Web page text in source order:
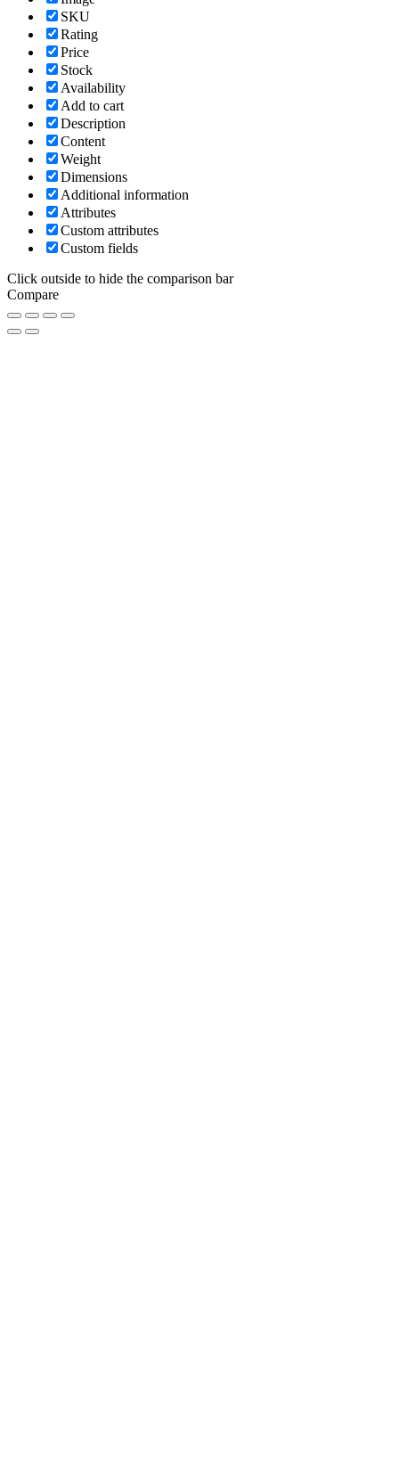
SKU
Rating
Price
Stock
Availability
Add to cart
Description
Content
Weight
Dimensions
Additional information
Attributes
Custom attributes
Custom fields
Click outside to hide the comparison bar
Compare